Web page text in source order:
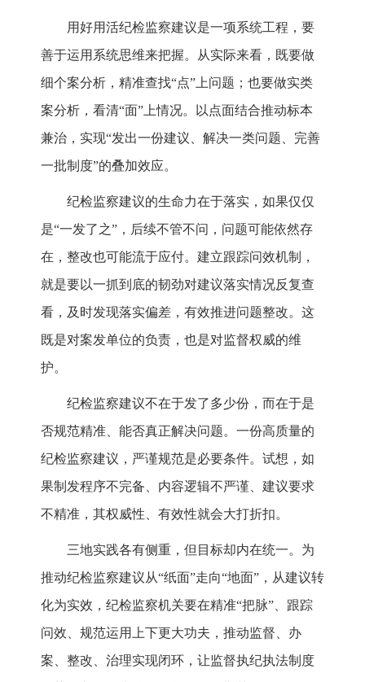
用好用活纪检监察建议是一项系统工程，要
善于运用系统思维来把握。从实际来看，既要做
细个案分析，精准查找“点”上问题；也要做实类
案分析，看清“面”上情况。以点面结合推动标本
兼治，实现“发出一份建议、解决一类问题、完善
一批制度”的叠加效应。
纪检监察建议的生命力在于落实，如果仅仅
是“一发了之”，后续不管不问，问题可能依然存
在，整改也可能流于应付。建立跟踪问效机制，
就是要以一抓到底的韧劲对建议落实情况反复查
看，及时发现落实偏差，有效推进问题整改。这
既是对案发单位的负责，也是对监督权威的维
护。
纪检监察建议不在于发了多少份，而在于是
否规范精准、能否真正解决问题。一份高质量的
纪检监察建议，严谨规范是必要条件。试想，如
果制发程序不完备、内容逻辑不严谨、建议要求
不精准，其权威性、有效性就会大打折扣。
三地实践各有侧重，但目标却内在统一。为
推动纪检监察建议从“纸面”走向“地面”，从建议转
化为实效，纪检监察机关要在精准“把脉”、跟踪
问效、规范运用上下更大功夫，推动监督、办
案、整改、治理实现闭环，让监督执纪执法制度